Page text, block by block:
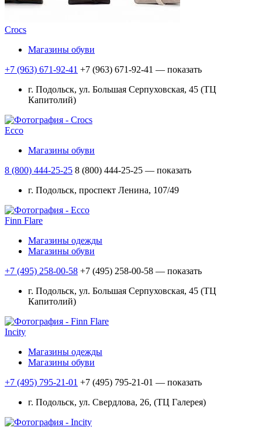
Crocs
Магазины обуви
+7 (963) 671-92-41 +7 (963) 671-92-41 — показать
г. Подольск, ул. Большая Серпуховская, 45 (ТЦ
Капитолий)
Ecco
Магазины обуви
8 (800) 444-25-25 8 (800) 444-25-25 — показать
г. Подольск, проспект Ленина, 107/49
Finn Flare
Магазины одежды
Магазины обуви
+7 (495) 258-00-58 +7 (495) 258-00-58 — показать
г. Подольск, ул. Большая Серпуховская, 45 (ТЦ
Капитолий)
Incity
Магазины одежды
Магазины обуви
+7 (495) 795-21-01 +7 (495) 795-21-01 — показать
г. Подольск, ул. Свердлова, 26, (ТЦ Галерея)